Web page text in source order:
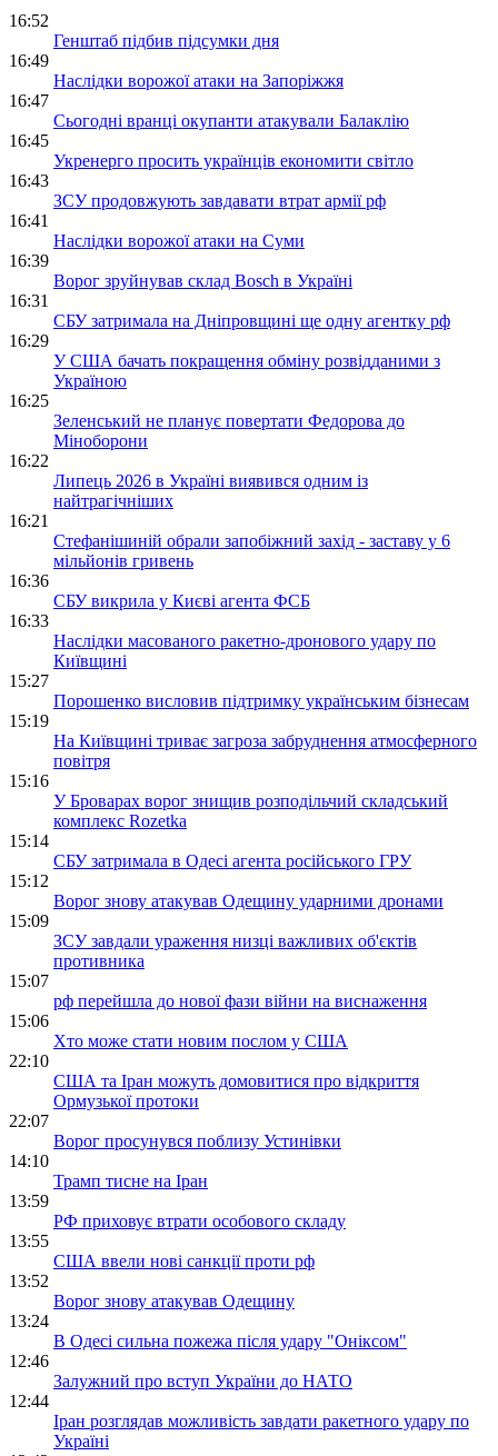
16:52
Генштаб підбив підсумки дня
16:49
Наслідки ворожої атаки на Запоріжжя
16:47
Сьогодні вранці окупанти атакували Балаклію
16:45
Укренерго просить українців економити світло
16:43
ЗСУ продовжують завдавати втрат армії рф
16:41
Наслідки ворожої атаки на Суми
16:39
Ворог зруйнував склад Bosch в Україні
16:31
СБУ затримала на Дніпровщині ще одну агентку рф
16:29
У США бачать покращення обміну розвідданими з
Україною
16:25
Зеленський не планує повертати Федорова до
Міноборони
16:22
Липець 2026 в Україні виявився одним із
найтрагічніших
16:21
Стефанішиній обрали запобіжний захід - заставу у 6
мільйонів гривень
16:36
СБУ викрила у Києві агента ФСБ
16:33
Наслідки масованого ракетно-дронового удару по
Київщині
15:27
Порошенко висловив підтримку українським бізнесам
15:19
На Київщині триває загроза забруднення атмосферного
повітря
15:16
У Броварах ворог знищив розподільчий складський
комплекс Rozetka
15:14
СБУ затримала в Одесі агента російського ГРУ
15:12
Ворог знову атакував Одещину ударними дронами
15:09
ЗСУ завдали ураження низці важливих об'єктів
противника
15:07
рф перейшла до нової фази війни на виснаження
15:06
Хто може стати новим послом у США
22:10
США та Іран можуть домовитися про відкриття
Ормузької протоки
22:07
Ворог просунувся поблизу Устинівки
14:10
Трамп тисне на Іран
13:59
РФ приховує втрати особового складу
13:55
США ввели нові санкції проти рф
13:52
Ворог знову атакував Одещину
13:24
В Одесі сильна пожежа після удару "Оніксом"
12:46
Залужний про вступ України до НАТО
12:44
Іран розглядав можливість завдати ракетного удару по
Україні